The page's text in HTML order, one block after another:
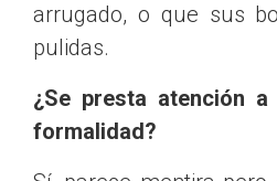
arrugado, o que sus
pulidas.
¿Se presta atención
formalidad?